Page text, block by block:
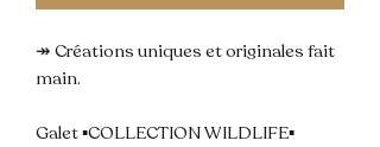
↠ Créations uniques et originales fait
main.
Galet ▪COLLECTION WILDLIFE▪